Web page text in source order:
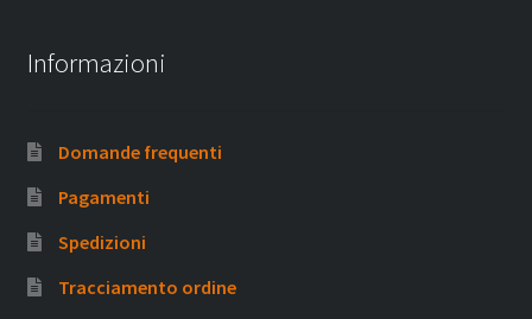
Informazioni
Domande frequenti
Pagamenti
Spedizioni
Tracciamento ordine